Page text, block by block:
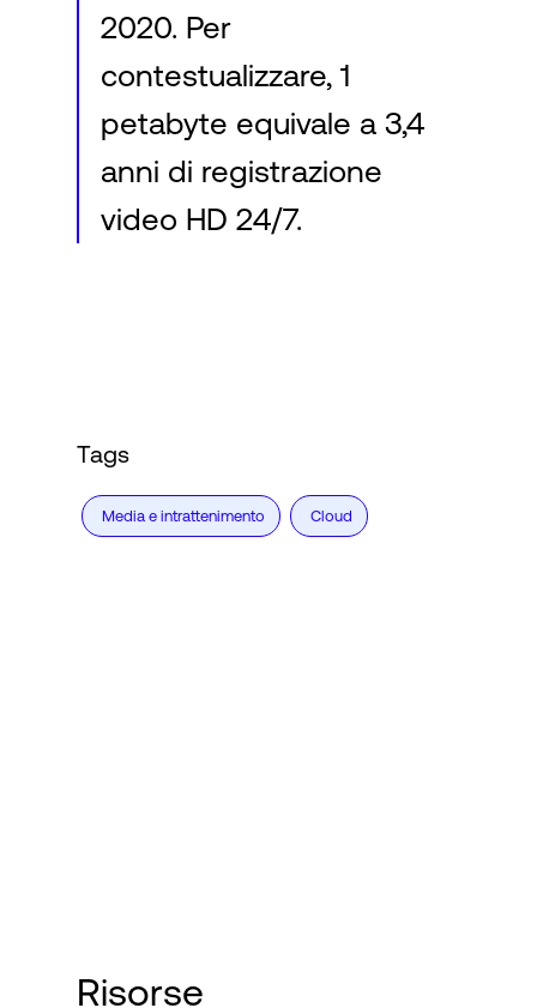
2020. Per
contestualizzare, 1
petabyte equivale a 3,4
anni di registrazione
video HD 24/7.
Tags
Media e intrattenimento Cloud
Risorse